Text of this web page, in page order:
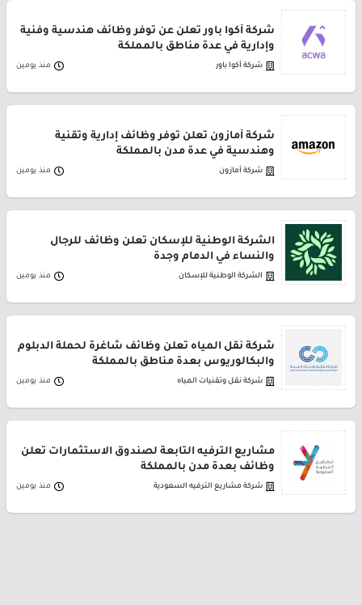
شركة أكوا باور تعلن عن توفر وظائف هندسية وفنية
وإدارية في عدة مناطق بالمملكة
شركة أكوا باور منذ يومين
شركة أمازون تعلن توفر وظائف إدارية وتقنية
وهندسية في عدة مدن بالمملكة
شركة أمازون منذ يومين
الشركة الوطنية للإسكان تعلن وظائف للرجال
والنساء في الدمام وجدة
الشركة الوطنية للإسكان منذ يومين
شركة نقل المياه تعلن وظائف شاغرة لحملة الدبلوم
والبكالوريوس بعدة مناطق بالمملكة
شركة نقل وتقنيات المياه منذ يومين
مشاريع الترفيه التابعة لصندوق الاستثمارات تعلن
وظائف بعدة مدن بالمملكة
شركة مشاريع الترفيه السعودية منذ يومين